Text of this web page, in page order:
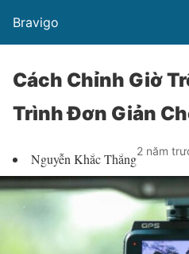
Bravigo
Cách Chỉnh Giờ
Trình Đơn Giản
Nguyễn Khắc Thắng2 năm